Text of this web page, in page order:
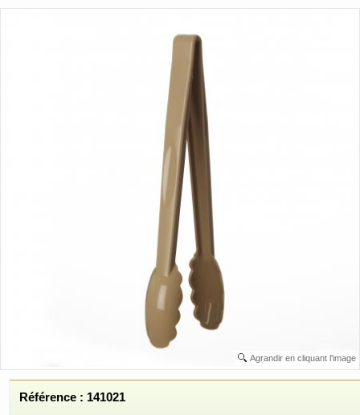
Agrandir en cliquant l'image
Référence : 141021